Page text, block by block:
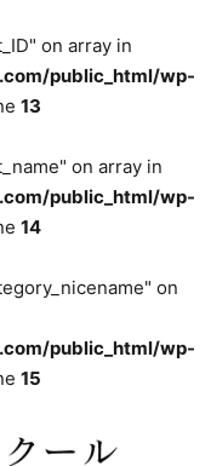
on array in
public_html/wp-
13
on array in
public_html/wp-
14
on
public_html/wp-
15